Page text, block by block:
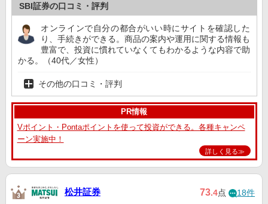
SBI証券の口コミ・評判
オンラインで自分の都合がいい時にサイトを確認した
り、手続きができる。商品の案内や運用に関する情報も
豊富で、投資に慣れていなくてもわかるような内容で助
かる。（40代／女性）
その他の口コミ・評判
PR情報
Vポイント・Pontaポイントを使って投資ができる。各種キャンペ
ーン実施中！
詳しく見る≫
松井証券 73.4点 18件